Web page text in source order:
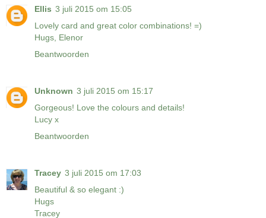
Ellis 3 juli 2015 om 15:05
Lovely card and great color combinations! =)
Hugs, Elenor
Beantwoorden
Unknown 3 juli 2015 om 15:17
Gorgeous! Love the colours and details!
Lucy x
Beantwoorden
Tracey 3 juli 2015 om 17:03
Beautiful & so elegant :)
Hugs
Tracey